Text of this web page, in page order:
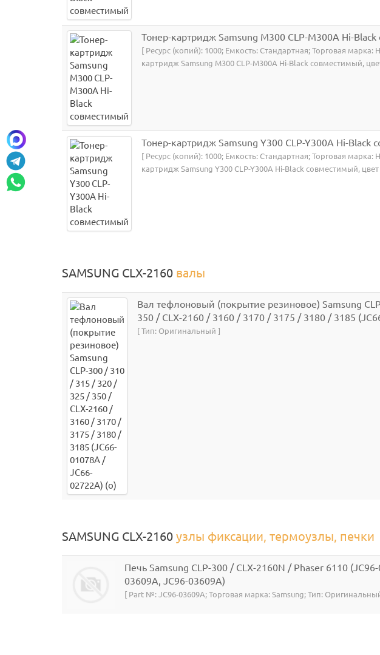
Тонер-картридж Samsung M300 CLP-M300A Hi-
[ Ресурс (копий): 1000; Емкость: Стандартная; Торговая
картридж Samsung M300 CLP-M300A Hi-Black совместимый,
Тонер-картридж Samsung Y300 CLP-Y300A Hi-Black
[ Ресурс (копий): 1000; Емкость: Стандартная; Торговая
картридж Samsung Y300 CLP-Y300A Hi-Black совместимый,
SAMSUNG CLX-2160 валы
Вал тефлоновый (покрытие резиновое) Samsung
350 / CLX-2160 / 3160 / 3170 / 3175 / 3180 / 3185
[ Тип: Оригинальный ]
SAMSUNG CLX-2160 узлы фиксации, термоузлы, печки
Печь Samsung CLP-300 / CLX-2160N / Phaser 6110
03609A, JC96-03609A)
[ Part №: JC96-03609A; Торговая марка: Samsung; Тип: